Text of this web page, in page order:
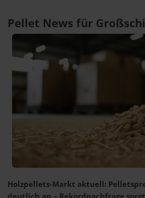
Pellet News für
Holzpellets-Markt aktuell: